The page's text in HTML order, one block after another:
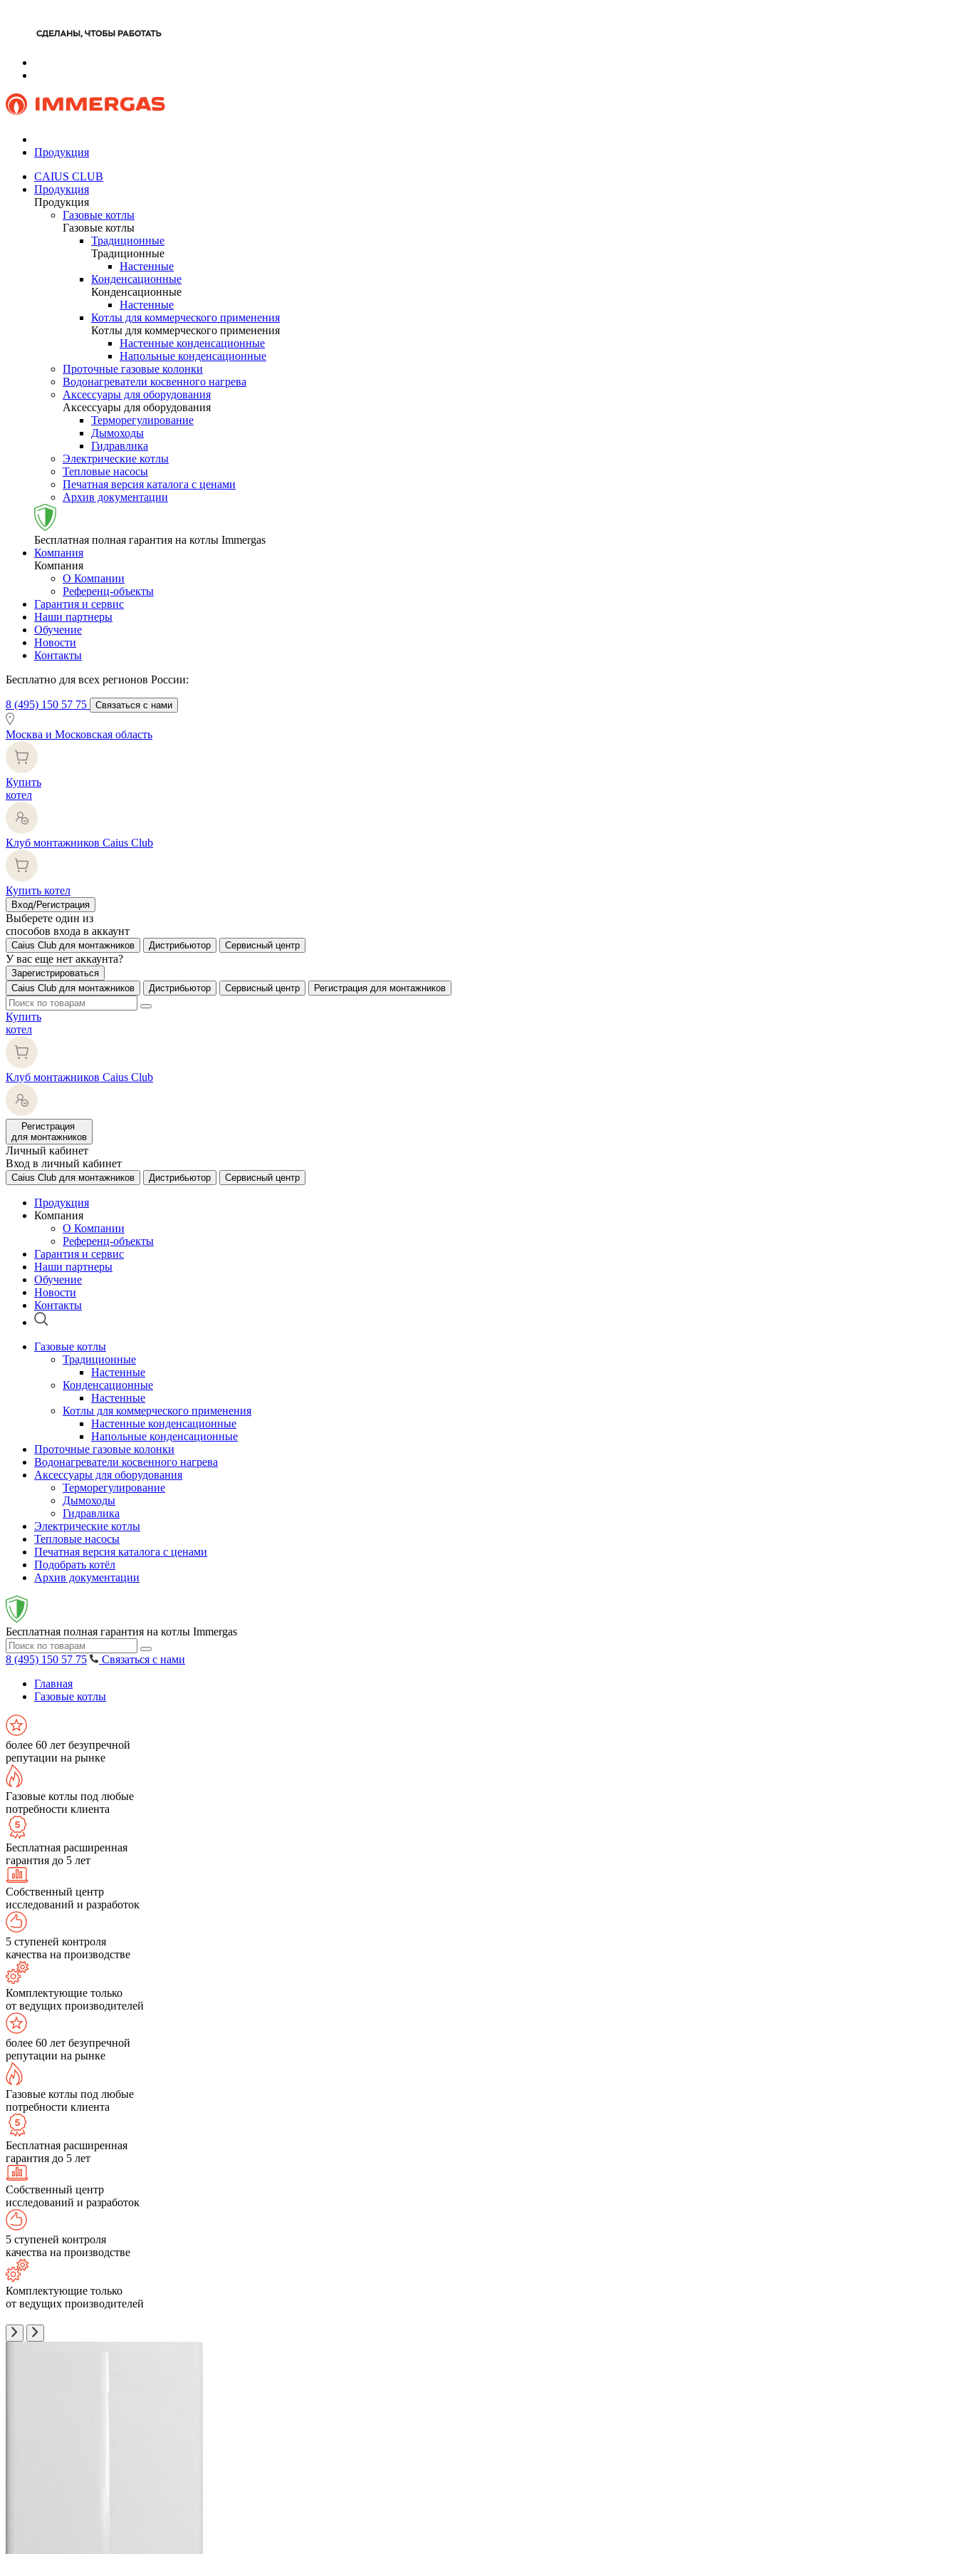
Продукция
CAIUS CLUB
Продукция
Продукция
Газовые котлы
Газовые котлы
Традиционные
Традиционные
Настенные
Конденсационные
Конденсационные
Настенные
Котлы для коммерческого применения
Котлы для коммерческого применения
Настенные конденсационные
Напольные конденсационные
Проточные газовые колонки
Водонагреватели косвенного нагрева
Аксессуары для оборудования
Аксессуары для оборудования
Терморегулирование
Дымоходы
Гидравлика
Электрические котлы
Тепловые насосы
Печатная версия каталога с ценами
Архив документации
Бесплатная полная гарантия на котлы Immergas
Компания
Компания
О Компании
Референц-объекты
Гарантия и сервис
Наши партнеры
Обучение
Новости
Контакты
Бесплатно для всех регионов России:
8 (495) 150 57 75 Связаться с нами
Москва и Московская область
Купить
котел
Клуб монтажников Caius Club
Купить котел
Вход/Регистрация
Выберете один из
способов входа в аккаунт
Caius Club для монтажников Дистрибьютор Сервисный центр
У вас еще нет аккаунта?
Зарегистрироваться
Caius Club для монтажников
Дистрибьютор Сервисный центр Регистрация для монтажников
Купить
котел
Клуб монтажников Caius Club
Регистрация
для монтажников
Личный кабинет
Вход в личный кабинет
Caius Club для монтажников Дистрибьютор Сервисный центр
Продукция
Компания
О Компании
Референц-объекты
Гарантия и сервис
Наши партнеры
Обучение
Новости
Контакты
Газовые котлы
Традиционные
Настенные
Конденсационные
Настенные
Котлы для коммерческого применения
Настенные конденсационные
Напольные конденсационные
Проточные газовые колонки
Водонагреватели косвенного нагрева
Аксессуары для оборудования
Терморегулирование
Дымоходы
Гидравлика
Электрические котлы
Тепловые насосы
Печатная версия каталога с ценами
Подобрать котёл
Архив документации
Бесплатная полная гарантия на котлы Immergas
8 (495) 150 57 75
Связаться с нами
Главная
Газовые котлы
более 60 лет безупречной
репутации на рынке
Газовые котлы под любые
потребности клиента
Бесплатная расширенная
гарантия до 5 лет
Собственный центр
исследований и разработок
5 ступеней контроля
качества на производстве
Комплектующие только
от ведущих производителей
более 60 лет безупречной
репутации на рынке
Газовые котлы под любые
потребности клиента
Бесплатная расширенная
гарантия до 5 лет
Собственный центр
исследований и разработок
5 ступеней контроля
качества на производстве
Комплектующие только
от ведущих производителей